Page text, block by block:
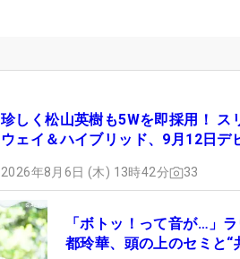
珍しく松山英樹も5Wを即採用！ ス
ウェイ＆ハイブリッド、9月12日デ
2026年8月6日 (木) 13時42分 33
「ボトッ！って音が…」
都玲華、頭の上のセミと“